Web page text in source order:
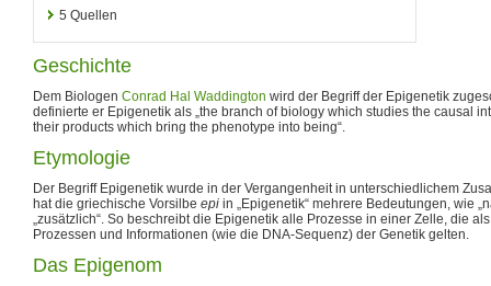
5 Quellen
Geschichte
Dem Biologen Conrad Hal Waddington wird der Begriff der Epigenetik
definierte er Epigenetik als „the branch of biology which studies the causal
their products which bring the phenotype into being“.
Etymologie
Der Begriff Epigenetik wurde in der Vergangenheit in unterschiedlichem
hat die griechische Vorsilbe epi in „Epigenetik“ mehrere Bedeutungen, wie
„zusätzlich“. So beschreibt die Epigenetik alle Prozesse in einer Zelle, die als
Prozessen und Informationen (wie die DNA-Sequenz) der Genetik gelten.
Das Epigenom